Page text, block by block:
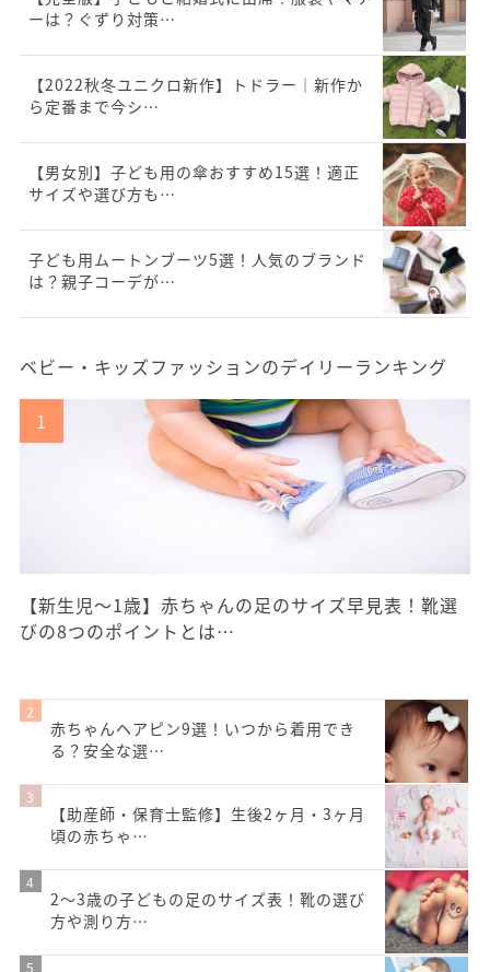
ーは？ぐずり対策…
【2022秋冬ユニクロ新作】トドラー｜新作か
ら定番まで今シ…
【男女別】子ども用の傘おすすめ15選！適正
サイズや選び方も…
子ども用ムートンブーツ5選！人気のブランド
は？親子コーデが…
ベビー・キッズファッションのデイリーランキング
【新生児〜1歳】赤ちゃんの足のサイズ早見表！靴選
びの8つのポイントとは…
赤ちゃんヘアピン9選！いつから着用でき
る？安全な選…
【助産師・保育士監修】生後2ヶ月・3ヶ月
頃の赤ちゃ…
2〜3歳の子どもの足のサイズ表！靴の選び
方や測り方…